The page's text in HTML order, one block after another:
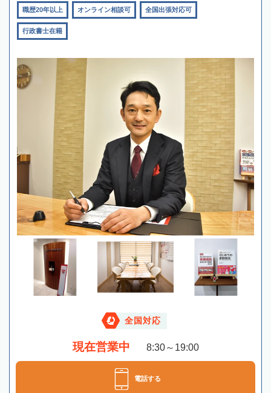
職歴20年以上 オンライン相談可 全国出張対応可
行政書士在籍
全国対応
現在営業中 8:30～19:00
電話する